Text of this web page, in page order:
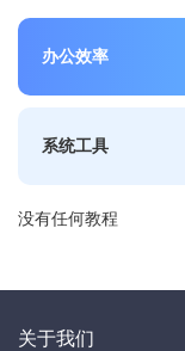
办公效率
系统工具
没有任何教程
关于我们